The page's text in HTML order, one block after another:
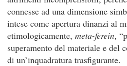
connesse ad una dimensione
intese come apertura dinanzi al
etimologicamente, meta-ferein,
superamento del materiale e del
di un’inquadratura trasfigurante.